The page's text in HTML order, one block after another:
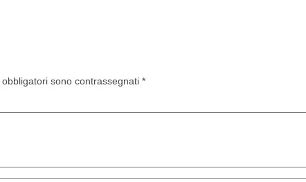
obbligatori sono contrassegnati *